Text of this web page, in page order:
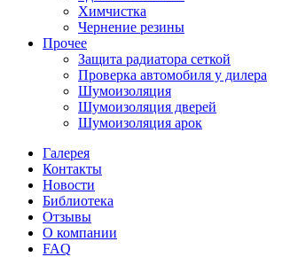
Химчистка
Чернение резины
Прочее
Защита радиатора сеткой
Проверка автомобиля у дилера
Шумоизоляция
Шумоизоляция дверей
Шумоизоляция арок
Галерея
Контакты
Новости
Библиотека
Отзывы
О компании
FAQ